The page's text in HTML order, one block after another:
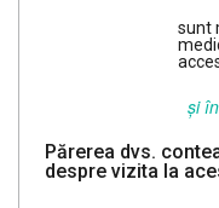
sunt
și
Părerea dvs.
despre vizita la